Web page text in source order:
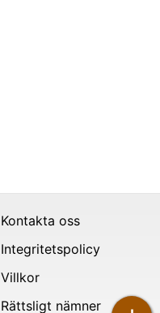
Kontakta oss
Integritetspolicy
Villkor
Rättsligt nämner